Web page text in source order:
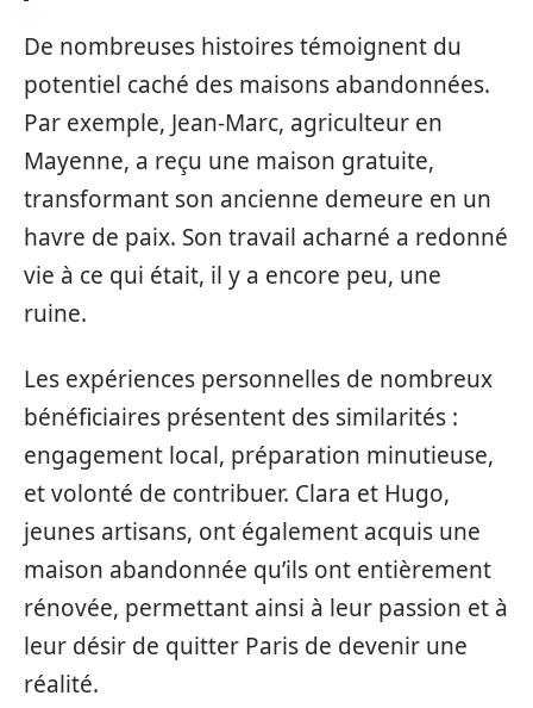
De nombreuses histoires témoignent du
potentiel caché des maisons abandonnées.
Par exemple, Jean-Marc, agriculteur en
Mayenne, a reçu une maison gratuite,
transformant son ancienne demeure en un
havre de paix. Son travail acharné a redonné
vie à ce qui était, il y a encore peu, une
ruine.
Les expériences personnelles de nombreux
bénéficiaires présentent des similarités :
engagement local, préparation minutieuse,
et volonté de contribuer. Clara et Hugo,
jeunes artisans, ont également acquis une
maison abandonnée qu’ils ont entièrement
rénovée, permettant ainsi à leur passion et à
leur désir de quitter Paris de devenir une
réalité.